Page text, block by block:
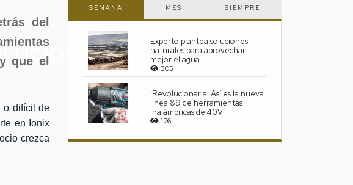
A
del
que el
o difícil de
en Ionix
crezca
SEMANA MES SIEMPRE
Experto plantea soluciones
naturales para aprovechar
mejor el agua.
305
¡Revolucionaria! Así es la nueva
línea 89 de herramientas
inalámbricas de 40V
176